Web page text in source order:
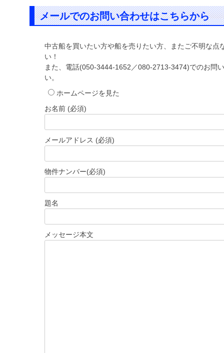
メールでのお問い合わせはこちらから
中古船を買いたい方や船を売りたい方、またご不明な
い！
また、電話(050-3444-1652／080-2713-3474)でのお問
い。
ホームページを見た
お名前 (必須)
メールアドレス (必須)
物件ナンバー(必須)
題名
メッセージ本文